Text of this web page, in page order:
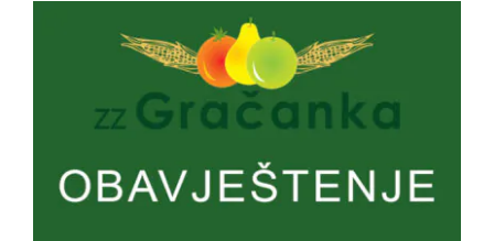
Prijava za plan proizvodnje za 2024.
godinu